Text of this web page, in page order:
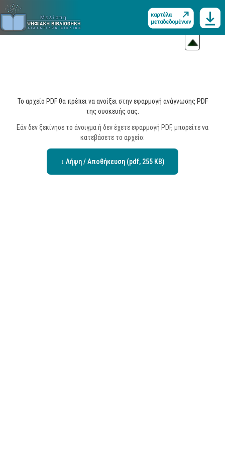
Το αρχείο PDF θα πρέπει να ανοίξει στην εφαρμογή ανάγνωσης PDF
της συσκευής σας.
Εάν δεν ξεκίνησε το άνοιγμα ή δεν έχετε εφαρμογή PDF, μπορείτε να
κατεβάσετε το αρχείο:
↓ Λήψη / Αποθήκευση (pdf, 255 KB)